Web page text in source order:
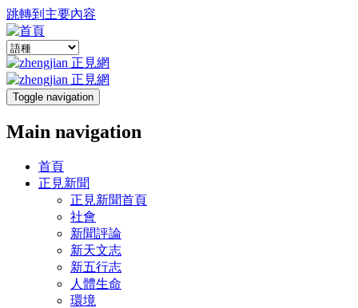
跳轉到主要內容
Toggle navigation
Main navigation
首頁
正見新聞
正見新聞首頁
社會
新聞評論
新天文志
新五行志
人體生命
環境